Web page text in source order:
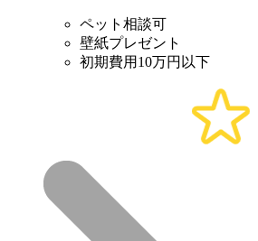
ペット相談可
壁紙プレゼント
初期費用10万円以下